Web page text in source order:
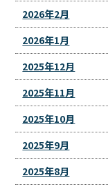
2026年2月
2026年1月
2025年12月
2025年11月
2025年10月
2025年9月
2025年8月